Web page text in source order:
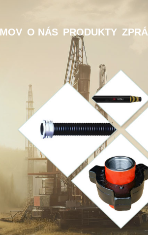
O NÁS PRODUKTY